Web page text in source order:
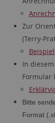
Zur
(Terry-
In
Formular
Bitte
Format